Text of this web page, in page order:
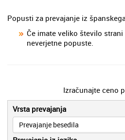
Popusti za prevajanje iz
Če imate veliko število
neverjetne popuste.
Izračunajte ceno
Vrsta prevajanja
Prevajanje besedila